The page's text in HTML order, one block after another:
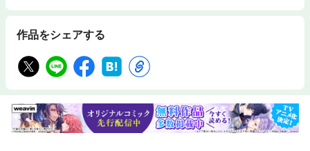
作品をシェアする